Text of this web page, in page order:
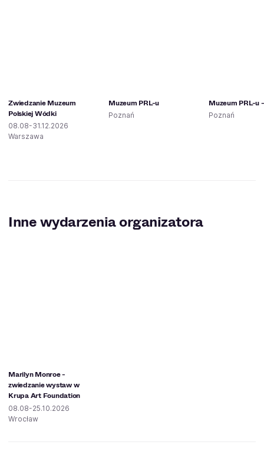
Zwiedzanie Muzeum
Polskiej Wódki
08.08-31.12.2026
Warszawa
Muzeum PRL-u
Poznań
Muzeum PRL-u
Poznań
Inne wydarzenia organizatora
Marilyn Monroe -
zwiedzanie wystaw w
Krupa Art Foundation
08.08-25.10.2026
Wrocław